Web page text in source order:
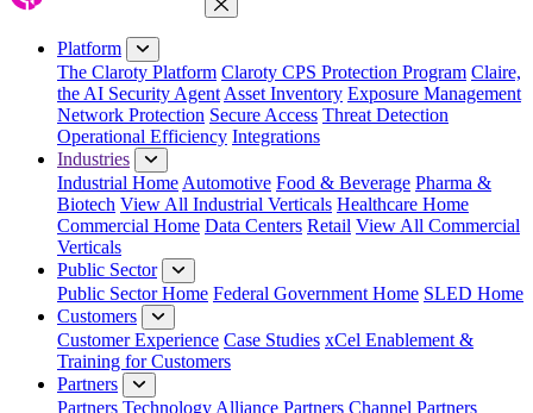
Close Menu
Platform
The Claroty Platform Claroty CPS Protection Program Claire,
the AI Security Agent Asset Inventory Exposure Management
Network Protection Secure Access Threat Detection
Operational Efficiency Integrations
Industries
Industrial Home Automotive Food & Beverage Pharma &
Biotech View All Industrial Verticals Healthcare Home
Commercial Home Data Centers Retail View All Commercial
Verticals
Public Sector
Public Sector Home Federal Government Home SLED Home
Customers
Customer Experience Case Studies xCel Enablement &
Training for Customers
Partners
Partners Technology Alliance Partners Channel Partners